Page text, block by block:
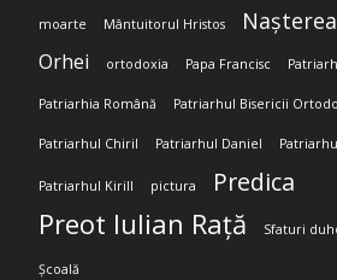
moarte Mântuitorul Hristos
Orhei ortodoxia Papa Francisc
Patriarhia Română Patriarhul Bisericii
Patriarhul Chiril Patriarhul Daniel
Patriarhul Kirill pictura Predica
Preot Iulian Rață Sfaturi
Școală